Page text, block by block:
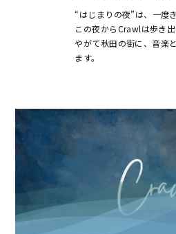
“はじまりの夜”は、一度き
この夜からCrawlは歩き出
やがて秋田の街に、音楽
ます。